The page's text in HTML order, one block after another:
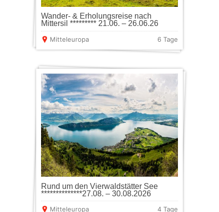
Wander- & Erholungsreise nach
Mittersil ********* 21.06. – 26.06.26
Mitteleuropa 6 Tage
Rund um den Vierwaldstätter See
**************27.08. – 30.08.2026
Mitteleuropa 4 Tage